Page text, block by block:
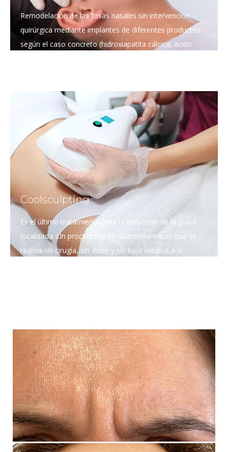
Remodelación de las fosas nasales sin intervención
quirúrgica mediante implantes de diferentes productos
según el caso concreto (hidroxiapatita cálcica, ácido
Coolsculpting
Es el último tratamiento para la reducción de la grasa
localizada. Un procedimiento altamente eficaz que se
realiza sin cirugía, sin dolor y sin baja médica. Así,